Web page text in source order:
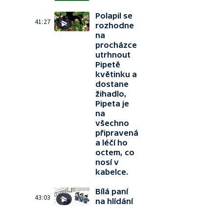
41:27
Polapil se
rozhodne
na
procházce
utrhnout
Pipetě
květinku a
dostane
žihadlo,
Pipeta je
na
všechno
připravená
a léčí ho
octem, co
nosí v
kabelce.
43:03
Bílá paní
na hlídání